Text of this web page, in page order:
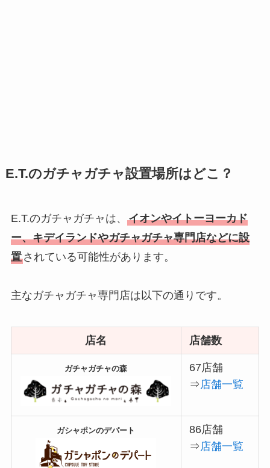
E.T.のガチャガチャ設置場所はどこ？
E.T.のガチャガチャは、 イオンやイトーヨーカド
ー、キデイランドやガチャガチャ専門店などに設
置されている可能性があります。
主なガチャガチャ専門店は以下の通りです。
店名 店舗数
ガチャガチャの森
67店舗
⇒店舗一覧
ガシャポンのデパート
86店舗
⇒店舗一覧